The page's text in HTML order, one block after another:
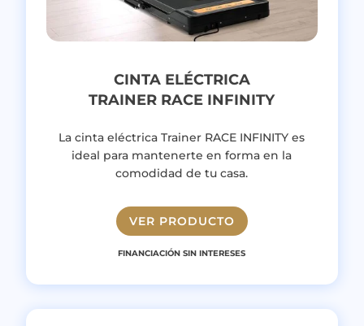
CINTA ELÉCTRICA
TRAINER RACE INFINITY
La cinta eléctrica Trainer RACE INFINITY es
ideal para mantenerte en forma en la
comodidad de tu casa.
VER PRODUCTO
FINANCIACIÓN SIN INTERESES